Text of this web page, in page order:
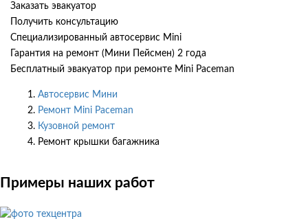
Заказать эвакуатор
Получить консультацию
Специализированный автосервис Mini
Гарантия на ремонт (Мини Пейсмен) 2 года
Бесплатный эвакуатор при ремонте Mini Paceman
Автосервис Мини
Ремонт Mini Paceman
Кузовной ремонт
Ремонт крышки багажника
Примеры наших работ